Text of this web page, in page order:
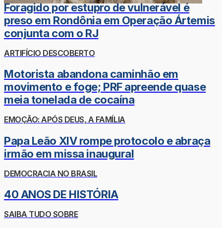
Foragido por estupro de vulnerável é
preso em Rondônia em Operação Ártemis
conjunta com o RJ
ARTIFÍCIO DESCOBERTO
Motorista abandona caminhão em
movimento e foge; PRF apreende quase
meia tonelada de cocaína
EMOÇÃO: APÓS DEUS, A FAMÍLIA
Papa Leão XIV rompe protocolo e abraça
irmão em missa inaugural
DEMOCRACIA NO BRASIL
40 ANOS DE HISTÓRIA
SAIBA TUDO SOBRE